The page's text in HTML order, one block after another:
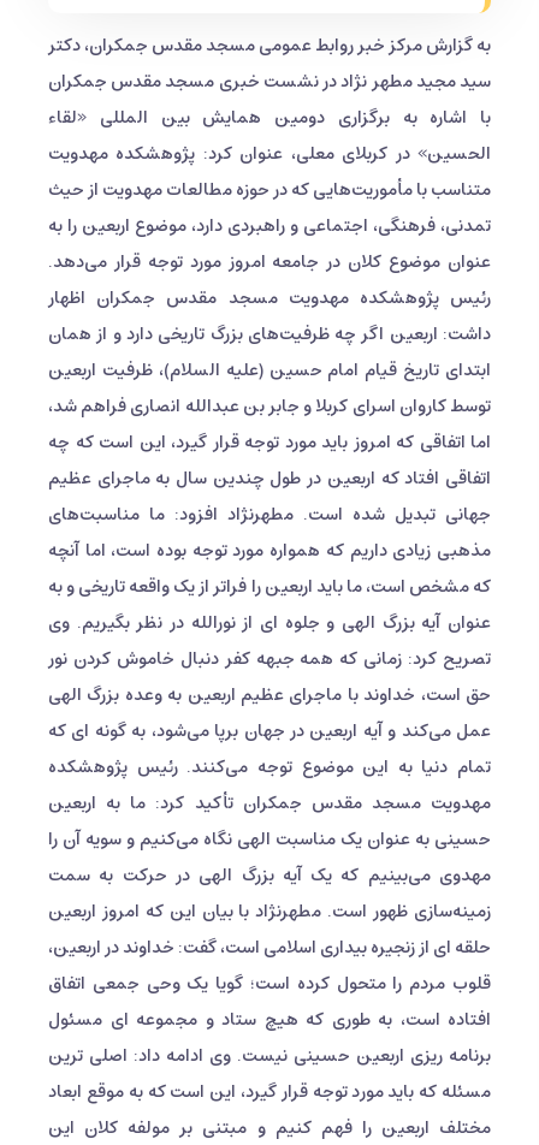
به گزارش مرکز خبر روابط عمومی مسجد مقدس جمکران، دکتر
سید مجید مطهر نژاد در نشست خبری مسجد مقدس جمکران
با اشاره به برگزاری دومین همایش بین المللی «لقاء
الحسین» در کربلای معلی، عنوان کرد: پژوهشکده مهدویت
متناسب با مأموریت‌هایی که در حوزه مطالعات مهدویت از حیث
تمدنی، فرهنگی، اجتماعی و راهبردی دارد، موضوع اربعین را به
عنوان موضوع کلان در جامعه امروز مورد توجه قرار می‌دهد.
رئیس پژوهشکده مهدویت مسجد مقدس جمکران اظهار
داشت: اربعین اگر چه ظرفیت‌های بزرگ تاریخی دارد و از همان
ابتدای تاریخ قیام امام حسین (علیه السلام)، ظرفیت اربعین
توسط کاروان اسرای کربلا و جابر بن عبدالله انصاری فراهم شد،
اما اتفاقی که امروز باید مورد توجه قرار گیرد، این است که چه
اتفاقی افتاد که اربعین در طول چندین سال به ماجرای عظیم
جهانی تبدیل شده است. مطهرنژاد افزود: ما مناسبت‌های
مذهبی زیادی داریم که همواره مورد توجه بوده است، اما آنچه
که مشخص است، ما باید اربعین را فراتر از یک واقعه تاریخی و به
عنوان آیه بزرگ الهی و جلوه ای از نورالله در نظر بگیریم. وی
تصریح کرد: زمانی که همه جبهه کفر دنبال خاموش کردن نور
حق است، خداوند با ماجرای عظیم اربعین به وعده بزرگ الهی
عمل می‌کند و آیه اربعین در جهان برپا می‌شود، به گونه ای که
تمام دنیا به این موضوع توجه می‌کنند. رئیس پژوهشکده
مهدویت مسجد مقدس جمکران تأکید کرد: ما به اربعین
حسینی به عنوان یک مناسبت الهی نگاه می‌کنیم و سویه آن را
مهدوی می‌بینیم که یک آیه بزرگ الهی در حرکت به سمت
زمینه‌سازی ظهور است. مطهرنژاد با بیان این که امروز اربعین
حلقه ای از زنجیره بیداری اسلامی است، گفت: خداوند در اربعین،
قلوب مردم را متحول کرده است؛ گویا یک وحی جمعی اتفاق
افتاده است، به طوری که هیچ ستاد و مجموعه ای مسئول
برنامه ریزی اربعین حسینی نیست. وی ادامه داد: اصلی ترین
مسئله که باید مورد توجه قرار گیرد، این است که به موقع ابعاد
مختلف اربعین را فهم کنیم و مبتنی بر مولفه کلان این